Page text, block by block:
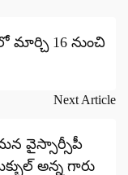
మార్చి 16 నుంచి
Next Article
వైస్సార్సీపీ
అన్న గారు